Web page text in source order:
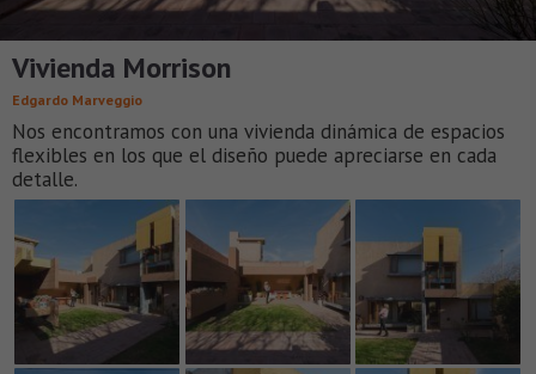
Vivienda Morrison
Edgardo Marveggio
Nos encontramos con una vivienda dinámica de espacios
flexibles en los que el diseño puede apreciarse en cada
detalle.